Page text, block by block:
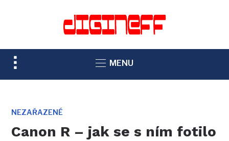
TOGGLE
SIDEBAR
NAVIGATION
MENU
NEZAŘAZENÉ
Canon R – jak se s ním fotilo